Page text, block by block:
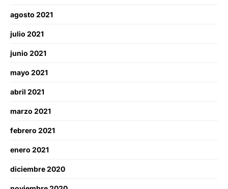
agosto 2021
julio 2021
junio 2021
mayo 2021
abril 2021
marzo 2021
febrero 2021
enero 2021
diciembre 2020